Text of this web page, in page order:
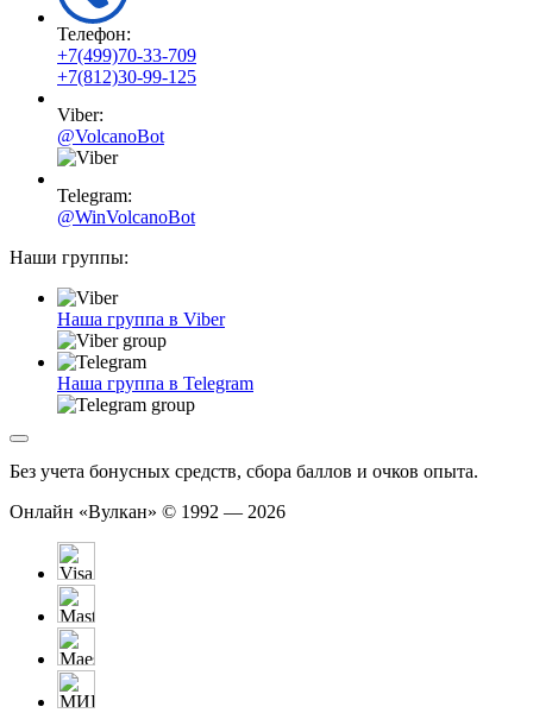
Телефон:
+7(499)70-33-709
+7(812)30-99-125
Viber:
@VolcanoBot
Telegram:
@WinVolcanoBot
Наши группы:
Наша группа в Viber
Наша группа в Telegram
Без учета бонусных средств, сбора баллов и очков опыта.
Онлайн «Вулкан» © 1992 — 2026